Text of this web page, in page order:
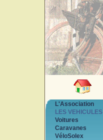
L'Association
LES VEHICULES
Voitures
Caravanes
VéloSolex